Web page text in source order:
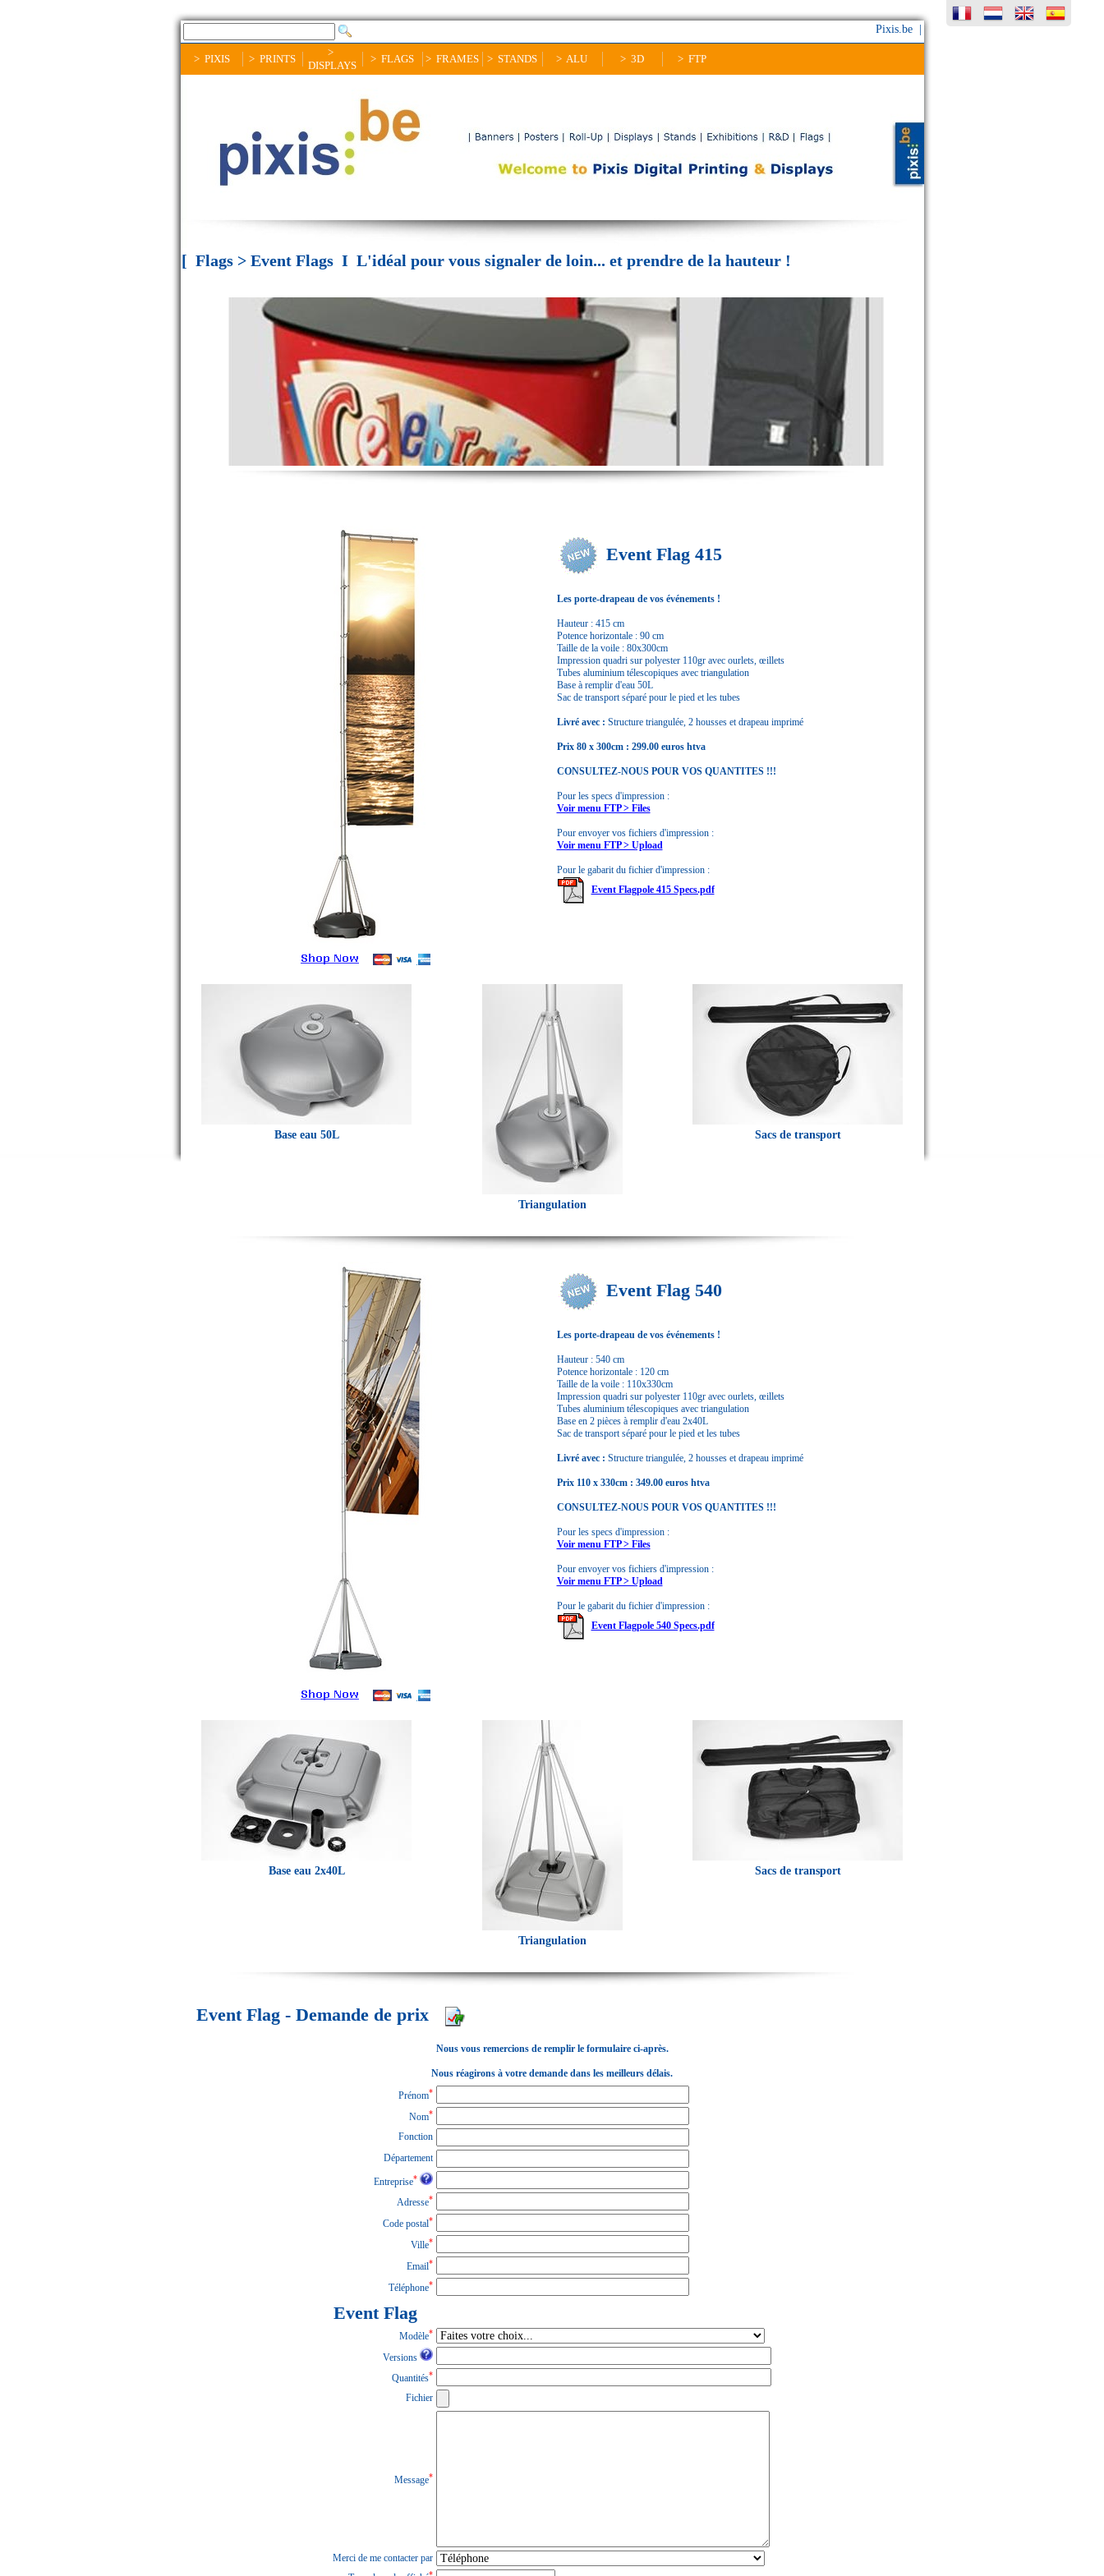
Pixis.be |
> PIXIS > PRINTS
>
DISPLAYS
> FLAGS > FRAMES > STANDS > ALU > 3D > FTP
[ Flags > Event Flags I L'idéal pour vous signaler de loin... et prendre de la hauteur !
Event Flag 415
Les porte-drapeau de vos événements !
Hauteur : 415 cm
Potence horizontale : 90 cm
Taille de la voile : 80x300cm
Impression quadri sur polyester 110gr avec ourlets, œillets
Tubes aluminium télescopiques avec triangulation
Base à remplir d'eau 50L
Sac de transport séparé pour le pied et les tubes
Livré avec : Structure triangulée, 2 housses et drapeau imprimé
Prix 80 x 300cm : 299.00 euros htva
CONSULTEZ-NOUS POUR VOS QUANTITES !!!
Pour les specs d'impression :
Voir menu FTP > Files
Pour envoyer vos fichiers d'impression :
Voir menu FTP > Upload
Pour le gabarit du fichier d'impression :
Event Flagpole 415 Specs.pdf
Base eau 50L
Triangulation
Sacs de transport
Event Flag 540
Les porte-drapeau de vos événements !
Hauteur : 540 cm
Potence horizontale : 120 cm
Taille de la voile : 110x330cm
Impression quadri sur polyester 110gr avec ourlets, œillets
Tubes aluminium télescopiques avec triangulation
Base en 2 pièces à remplir d'eau 2x40L
Sac de transport séparé pour le pied et les tubes
Livré avec : Structure triangulée, 2 housses et drapeau imprimé
Prix 110 x 330cm : 349.00 euros htva
CONSULTEZ-NOUS POUR VOS QUANTITES !!!
Pour les specs d'impression :
Voir menu FTP > Files
Pour envoyer vos fichiers d'impression :
Voir menu FTP > Upload
Pour le gabarit du fichier d'impression :
Event Flagpole 540 Specs.pdf
Base eau 2x40L
Triangulation
Sacs de transport
Event Flag - Demande de prix
Nous vous remercions de remplir le formulaire ci-après.
Nous réagirons à votre demande dans les meilleurs délais.
Prénom*
Nom*
Fonction
Département
Entreprise*
Adresse*
Code postal*
Ville*
Email*
Téléphone*
Event Flag
Modèle*
Versions
Quantités*
Fichier
Message*
Merci de me contacter par
*